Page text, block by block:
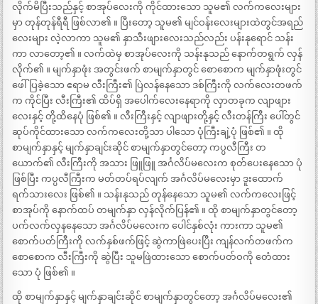
လိုက်မိပြီးသည်နှင့် စာအုပ်လေးကို ကိုင်ထားသော သူမ၏ လက်ကလေးများ
မှာ တုန်တုန်ရီရီ ဖြစ်လာ၏ ။ ပြီးတော့ သူမ၏ မျင်ဝန်းလေးများထဲတွင်အရည်
လေးများ လဲ့လာကာ သူမ၏ နှာသီးဖျားလေးသည်လည်း ပန်းနုရောင် သန်း
ကာ လာတော့၏ ။ လက်ထဲမှ စာအုပ်လေးကို သန်းနုသည် နောက်တရွက် လှန်
လိုက်၏ ။ မျက်နှာဖုံး အတွင်းဖက် စာမျက်နှာတွင် စောစောက မျက်နှာဖုံးတွင်
ဖေါ်ပြခဲ့သော ဧရာမ လီးကြီး၏ ပြဲလန်နေသော ဒစ်ကြီးကို လက်လေးတဖက်
က ကိုင်ပြီး လီးကြီး၏ ထိပ်ရှိ အပေါက်လေးနေရာကို လှာတခုက လျာဖျား
လေးနှင့် တို့ထိနေပုံ ဖြစ်၏ ။ လီးကြီးနှင့် လျာဖျားတို့နှင့် လီးတန်ကြီး ပေါ်တွင်
ဆုပ်ကိုင်ထားသော လက်ကလေးတို့သာ ပါသော ပုံကြီးချဲ့ပုံ ဖြစ်၏ ။ ထို
စာမျက်နှာနှင့် မျက်နှာချင်းဆိုင် စာမျက်နှာတွင်တော့ ကပ္ပလီကြီး တ
ယောက်၏ လီးကြီးကို အသား ဖြူဖြူ အင်္ဂလိပ်မလေးက စုတ်ပေးနေသော ပုံ
ဖြစ်ပြီး ကပ္ပလီကြီးက မတ်တပ်ရပ်လျက် အင်္ဂလိပ်မလေးမှာ ဒူးထောက်
ရက်သားလေး ဖြစ်၏ ။ သန်းနုသည် တုန်နေသော သူမ၏ လက်ကလေးဖြင့်
စာအုပ်ကို နောက်ထပ် တမျက်နှာ လှန်လိုက်ပြန်၏ ။ ထို စာမျက်နှာတွင်တော့
ပက်လက်လှနနေသော အင်္ဂလိပ်မလေးက ပေါင်နှစ်လုံး ကားကာ သူမ၏
စောက်ပတ်ကြီးကို လက်နှစ်ဖက်ဖြင့် ဆွဲကာဖြဲပေးပြီး ကျန်လက်တဖက်က
စောစောက လီးကြီးကို ဆွဲပြီး သူမဖြဲထားသော စောက်ပတ်ဝကို တေံထား
သော ပုံ ဖြစ်၏ ။
ထို စာမျက်နှာနှင့် မျက်နှာချင်းဆိုင် စာမျက်နှာတွင်တော့ အင်္ဂလိပ်မလေး၏